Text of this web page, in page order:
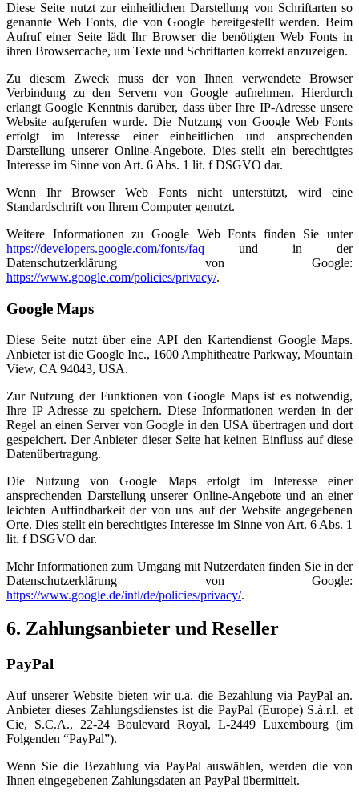
Diese Seite nutzt zur einheitlichen Darstellung von Schriftarten so
genannte Web Fonts, die von Google bereitgestellt werden. Beim
Aufruf einer Seite lädt Ihr Browser die benötigten Web Fonts in
ihren Browsercache, um Texte und Schriftarten korrekt anzuzeigen.
Zu diesem Zweck muss der von Ihnen verwendete Browser
Verbindung zu den Servern von Google aufnehmen. Hierdurch
erlangt Google Kenntnis darüber, dass über Ihre IP-Adresse unsere
Website aufgerufen wurde. Die Nutzung von Google Web Fonts
erfolgt im Interesse einer einheitlichen und ansprechenden
Darstellung unserer Online-Angebote. Dies stellt ein berechtigtes
Interesse im Sinne von Art. 6 Abs. 1 lit. f DSGVO dar.
Wenn Ihr Browser Web Fonts nicht unterstützt, wird eine
Standardschrift von Ihrem Computer genutzt.
Weitere Informationen zu Google Web Fonts finden Sie unter
https://developers.google.com/fonts/faq und in der
Datenschutzerklärung von Google:
https://www.google.com/policies/privacy/.
Google Maps
Diese Seite nutzt über eine API den Kartendienst Google Maps.
Anbieter ist die Google Inc., 1600 Amphitheatre Parkway, Mountain
View, CA 94043, USA.
Zur Nutzung der Funktionen von Google Maps ist es notwendig,
Ihre IP Adresse zu speichern. Diese Informationen werden in der
Regel an einen Server von Google in den USA übertragen und dort
gespeichert. Der Anbieter dieser Seite hat keinen Einfluss auf diese
Datenübertragung.
Die Nutzung von Google Maps erfolgt im Interesse einer
ansprechenden Darstellung unserer Online-Angebote und an einer
leichten Auffindbarkeit der von uns auf der Website angegebenen
Orte. Dies stellt ein berechtigtes Interesse im Sinne von Art. 6 Abs. 1
lit. f DSGVO dar.
Mehr Informationen zum Umgang mit Nutzerdaten finden Sie in der
Datenschutzerklärung von Google:
https://www.google.de/intl/de/policies/privacy/.
6. Zahlungsanbieter und Reseller
PayPal
Auf unserer Website bieten wir u.a. die Bezahlung via PayPal an.
Anbieter dieses Zahlungsdienstes ist die PayPal (Europe) S.à.r.l. et
Cie, S.C.A., 22-24 Boulevard Royal, L-2449 Luxembourg (im
Folgenden “PayPal”).
Wenn Sie die Bezahlung via PayPal auswählen, werden die von
Ihnen eingegebenen Zahlungsdaten an PayPal übermittelt.